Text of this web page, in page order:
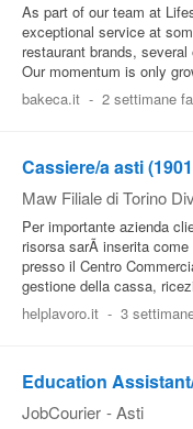
As part of our team at
exceptional service at
restaurant brands,
Our momentum is only
bakeca.it - 2 settimane fa
Cassiere/a asti
Maw Filiale di Torino
Per importante azienda
risorsa sarÃ inserita
presso il Centro
gestione della cassa,
helplavoro.it - 3
Education
JobCourier - Asti